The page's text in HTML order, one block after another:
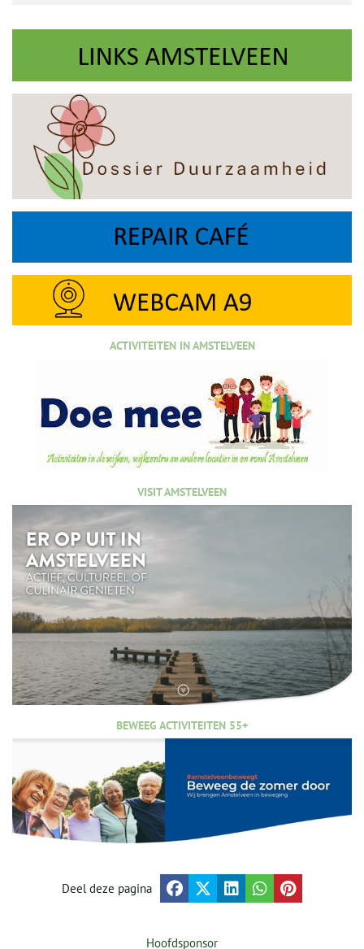
ACTIVITEITEN IN AMSTELVEEN
VISIT AMSTELVEEN
BEWEEG ACTIVITEITEN 55+
Deel deze pagina
Hoofdsponsor